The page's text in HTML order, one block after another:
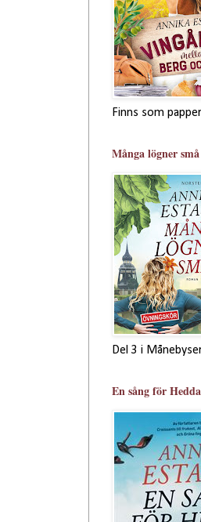
Finns som
Många lögner små
Del 3 i
En sång för Hedda